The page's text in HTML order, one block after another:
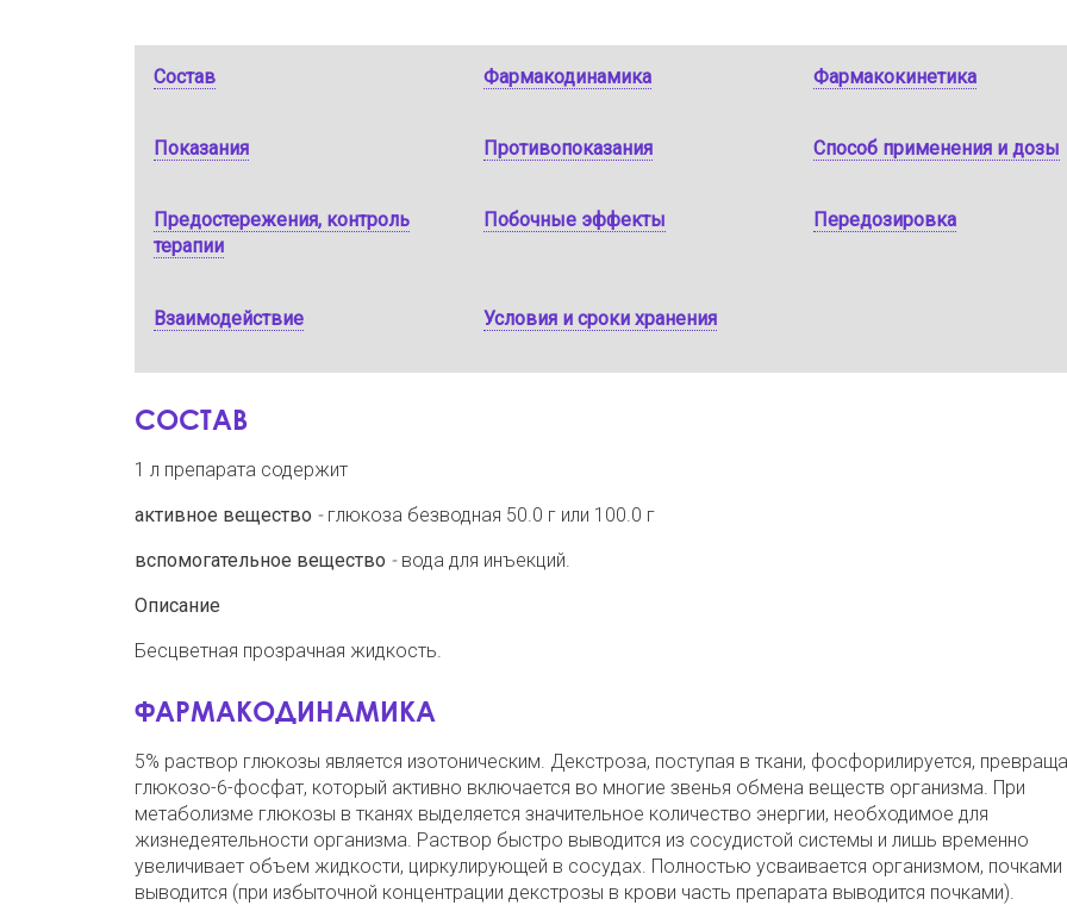
Состав Фармакодинамика Фармакокинетика
Показания Противопоказания Способ применения и дозы
Предостережения, контроль
терапии
Побочные эффекты Передозировка
Взаимодействие Условия и сроки хранения
СОСТАВ
1 л препарата содержит
активное вещество - глюкоза безводная 50.0 г или 100.0 г
вспомогательное вещество - вода для инъекций.
Описание
Бесцветная прозрачная жидкость.
ФАРМАКОДИНАМИКА
5% раствор глюкозы является изотоническим. Декстроза, поступая в ткани, фосфорилируется,
глюкозо-6-фосфат, который активно включается во многие звенья обмена веществ организма. При
метаболизме глюкозы в тканях выделяется значительное количество энергии, необходимое для
жизнедеятельности организма. Раствор быстро выводится из сосудистой системы и лишь временно
увеличивает объем жидкости, циркулирующей в сосудах. Полностью усваивается организмом, почками
выводится (при избыточной концентрации декстрозы в крови часть препарата выводится почками).